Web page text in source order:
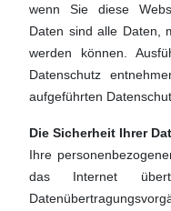
wenn Sie diese
Daten sind alle Daten,
werden können.
Datenschutz
aufgeführten
Die Sicherheit Ihrer
Ihre
das Internet